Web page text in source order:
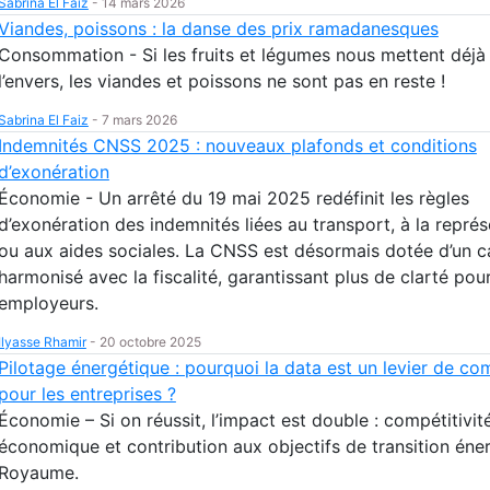
poissons : la danse des prix ramadanesques
- Si les fruits et légumes nous mettent
les viandes et poissons ne sont pas en reste !
El Faiz - 7 mars 2026
CNSS 2025 : nouveaux plafonds et conditions
- Un arrêté du 19 mai 2025 redéfinit les règles
des indemnités liées au transport, à la
aux aides sociales. La CNSS est désormais dotée d’un
avec la fiscalité, garantissant plus de clarté
Rhamir- 20 octobre 2025
énergétique : pourquoi la data est un levier de
les entreprises ?
– Si on réussit, l’impact est double :
et contribution aux objectifs de transition